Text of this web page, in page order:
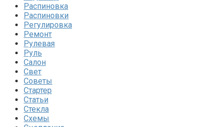
Распиновка
Распиновки
Регулировка
Ремонт
Рулевая
Руль
Салон
Свет
Советы
Стартер
Статьи
Стекла
Схемы